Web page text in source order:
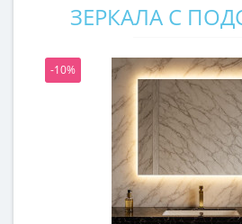
ЗЕРКАЛА С
-10%